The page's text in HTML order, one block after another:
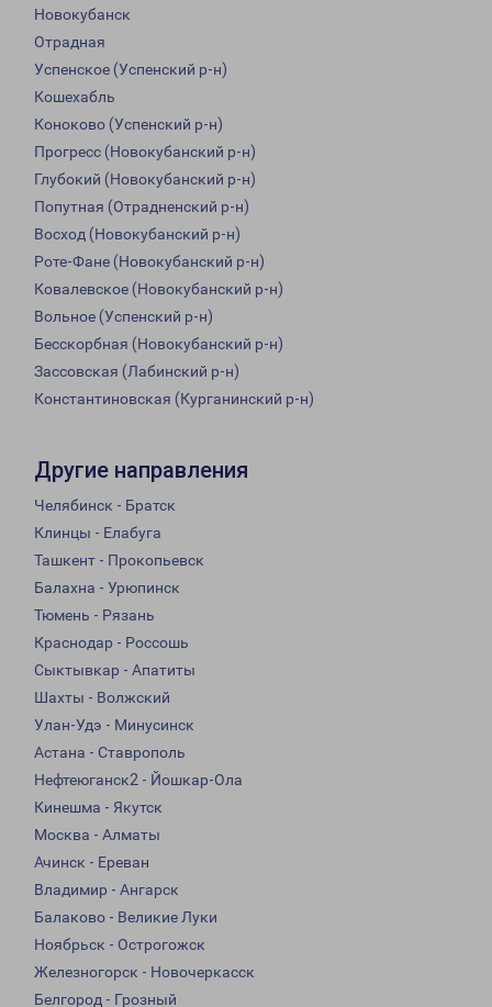
Новокубанск
Отрадная
Успенское (Успенский р-н)
Кошехабль
Коноково (Успенский р-н)
Прогресс (Новокубанский р-н)
Глубокий (Новокубанский р-н)
Попутная (Отрадненский р-н)
Восход (Новокубанский р-н)
Роте-Фане (Новокубанский р-н)
Ковалевское (Новокубанский р-н)
Вольное (Успенский р-н)
Бесскорбная (Новокубанский р-н)
Зассовская (Лабинский р-н)
Константиновская (Курганинский р-н)
Другие направления
Челябинск - Братск
Клинцы - Елабуга
Ташкент - Прокопьевск
Балахна - Урюпинск
Тюмень - Рязань
Краснодар - Россошь
Сыктывкар - Апатиты
Шахты - Волжский
Улан-Удэ - Минусинск
Астана - Ставрополь
Нефтеюганск2 - Йошкар-Ола
Кинешма - Якутск
Москва - Алматы
Ачинск - Ереван
Владимир - Ангарск
Балаково - Великие Луки
Ноябрьск - Острогожск
Железногорск - Новочеркасск
Белгород - Грозный